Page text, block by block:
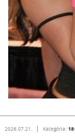
2026.07.21. Kategória: